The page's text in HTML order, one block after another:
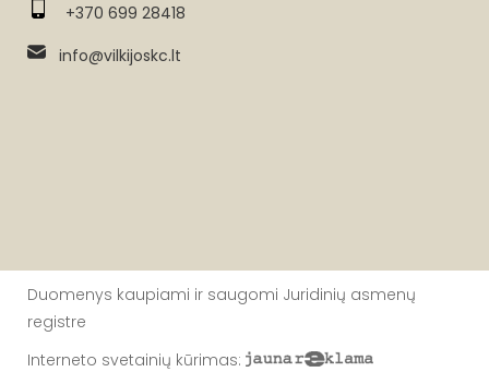
+370 699 28418
info@vilkijoskc.lt
Duomenys kaupiami ir saugomi Juridinių asmenų
registre
Interneto svetainių kūrimas: